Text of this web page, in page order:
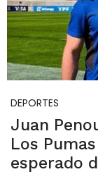
DEPORTES
Juan
Los
esperado